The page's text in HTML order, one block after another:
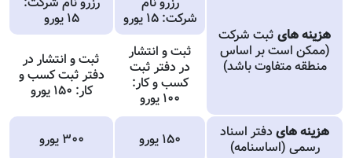
هزینه های ثبت شرکت
(ممکن است بر اساس
منطقه متفاوت باشد)
شرکت: ۱۵ یورو
۱۵ یورو
ثبت و انتشار
در دفتر ثبت
کسب و کار:
۱۰۰ یورو
ثبت و انتشار در
دفتر ثبت کسب و
کار: ۱۵۰ یورو
هزینه های دفتر اسناد
رسمی (اساسنامه)
۱۵۰ یورو ۳۰۰ یورو